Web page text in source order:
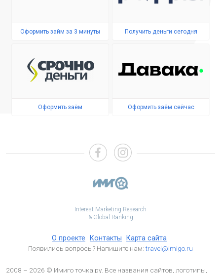
Оформить займ за 3 минуты Получить деньги сегодня
Оформить заём Оформить заём сейчас
Interest Marketing Research
& Global Ranking
О проекте Контакты Карта сайта
Появились вопросы? Напишите нам:travel@imigo.ru
2008 – 2026 © Имиго точка ру. Все названия сайтов, логотипы,